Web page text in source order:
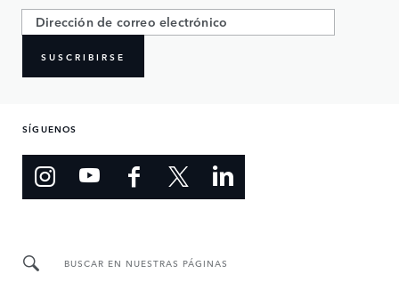
SUSCRIBIRSE
SÍGUENOS
BUSCAR EN NUESTRAS PÁGINAS